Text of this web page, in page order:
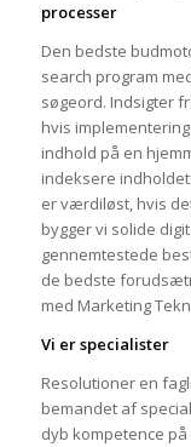
processer
Den bedste
search program
søgeord. Indsigter
hvis
indhold på en
indeksere
er værdiløst, hvis
bygger vi solide
gennemtestede
de bedste
med Marketing
Vi er specialister
Resolutioner en
bemandet af
dyb kompetence